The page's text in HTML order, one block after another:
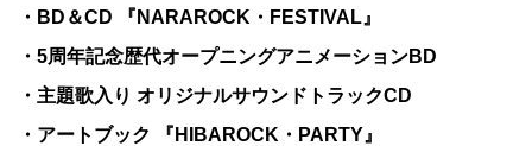
・BD＆CD 『NARAROCK・FESTIVAL』
・5周年記念歴代オープニングアニメーションBD
・主題歌入り オリジナルサウンドトラックCD
・アートブック 『HIBAROCK・PARTY』